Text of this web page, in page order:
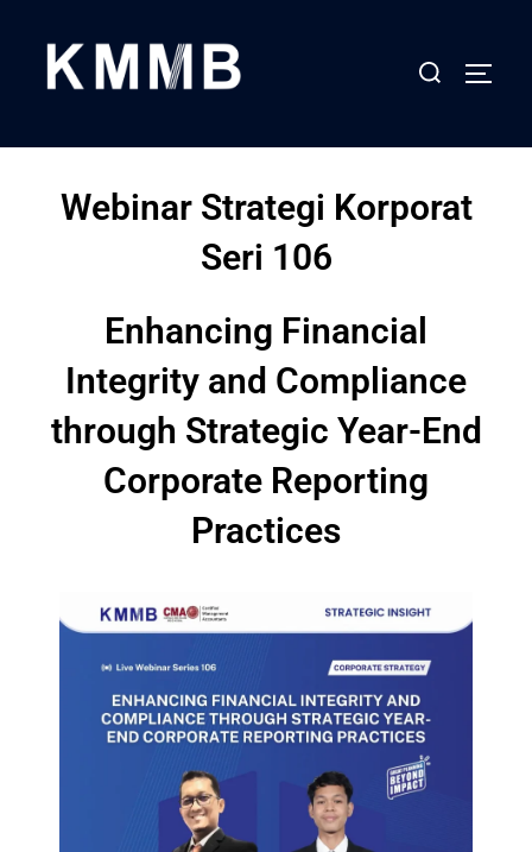
Webinar Strategi Korporat
Seri 106
Enhancing Financial
Integrity and Compliance
through Strategic Year-End
Corporate Reporting
Practices